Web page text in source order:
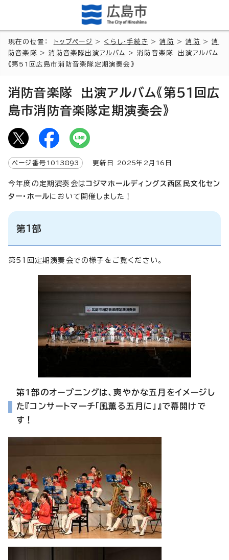
現在の位置： トップページ > くらし・手続き >消防 >消防 >消
防音楽隊 >消防音楽隊出演アルバム
> 消防音楽隊 出演アルバム
《第51回広島市消防音楽隊定期演奏会》
消防音楽隊 出演アルバム《第51回広
島市消防音楽隊定期演奏会》
ページ番号 1013893 更新日 2025年2月 16 日
今年度の定期演奏会は コジマホールディングス西区民文化セン
ター・ホールにおいて開催しました！
第1部
第51回定期演奏会での様子をご覧ください。
第1部のオープニングは、爽やかな五月をイメージし
た『コンサートマーチ「風薫る五月に」』で幕開けで
す！